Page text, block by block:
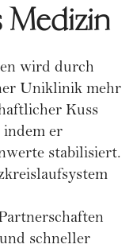
Medizin
wird durch
Uniklinik mehr
Kuss
er
stabilisiert.
schneller